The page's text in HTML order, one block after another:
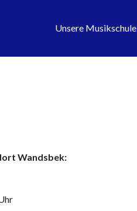
Unsere Musikschule
Wandsbek: